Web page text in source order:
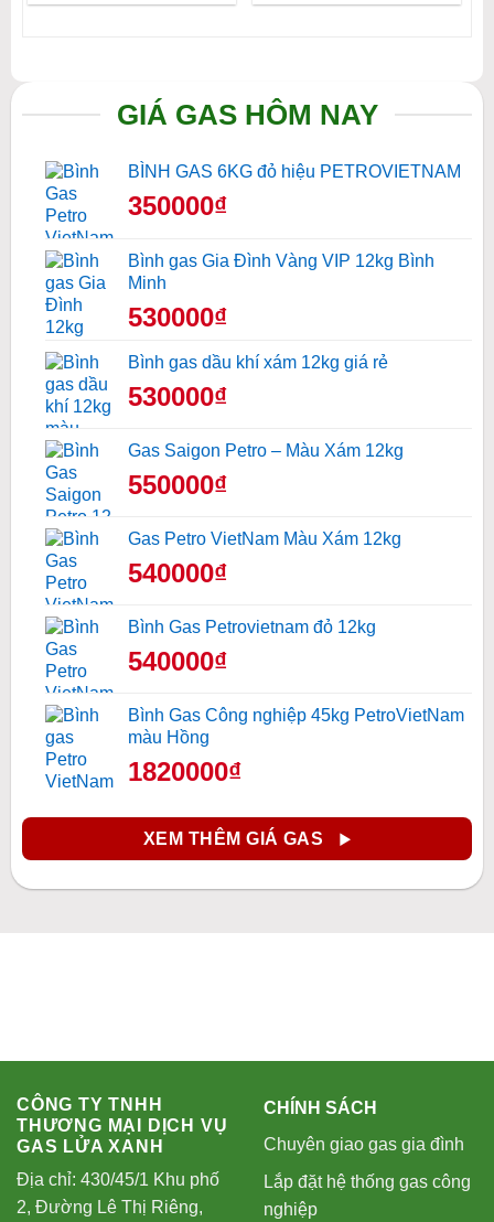
GIÁ GAS HÔM NAY
BÌNH GAS 6KG đỏ hiệu PETROVIETNAM
350000₫
Bình gas Gia Đình Vàng VIP 12kg Bình
Minh
530000₫
Bình gas dầu khí xám 12kg giá rẻ
530000₫
Gas Saigon Petro – Màu Xám 12kg
550000₫
Gas Petro VietNam Màu Xám 12kg
540000₫
Bình Gas Petrovietnam đỏ 12kg
540000₫
Bình Gas Công nghiệp 45kg PetroVietNam
màu Hồng
1820000₫
XEM THÊM GIÁ GAS
CÔNG TY TNHH
THƯƠNG MẠI DỊCH VỤ
GAS LỬA XANH
Địa chỉ: 430/45/1 Khu phố
2, Đường Lê Thị Riêng,
CHÍNH SÁCH
Chuyên giao gas gia đình
Lắp đặt hệ thống gas công
nghiệp